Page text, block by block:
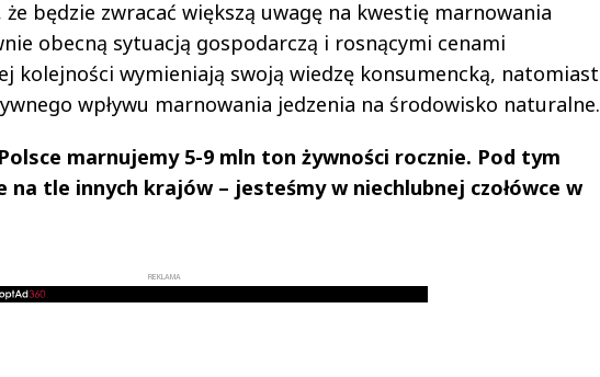
będzie zwracać większą uwagę na kwestię marnowania
obecną sytuacją gospodarczą i rosnącymi cenami
kolejności wymieniają swoją wiedzę konsumencką, natomiast
wpływu marnowania jedzenia na środowisko naturalne.
marnujemy 5-9 mln ton żywności rocznie. Pod tym
tle innych krajów – jesteśmy w niechlubnej czołówce w
REKLAMA